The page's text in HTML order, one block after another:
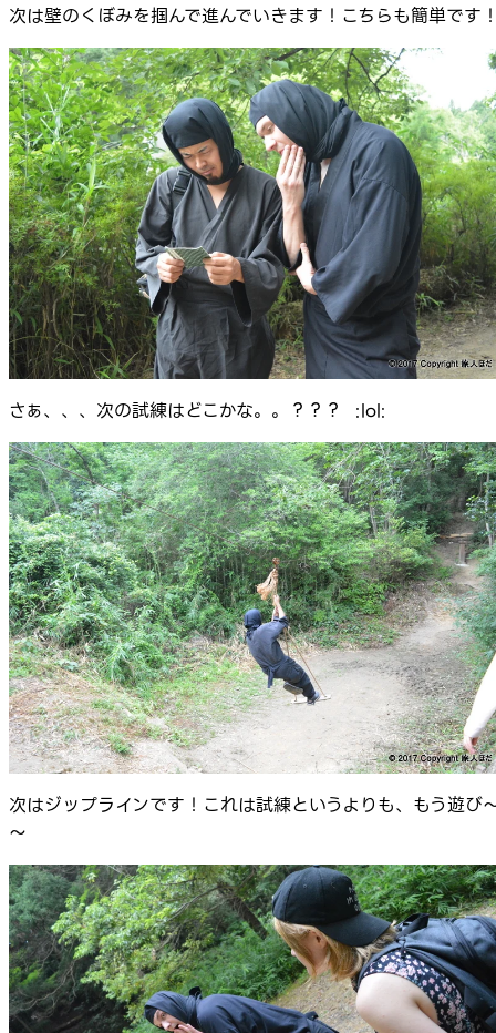
次は壁のくぼみを掴んで進んでいきます！こちらも簡単です
さぁ、、、次の試練はどこかな。。？？？ :lol:
次はジップラインです！これは試練というよりも、もう遊び
～